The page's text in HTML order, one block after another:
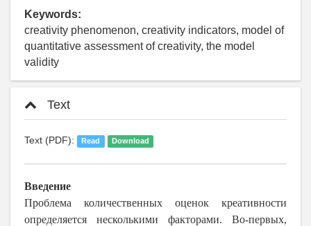
Keywords:
creativity phenomenon, creativity indicators, model of
quantitative assessment of creativity, the model
validity
Text
Text (PDF): Read Download
Введение
Проблема количественных оценок креативности
определяется несколькими факторами. Во-первых,